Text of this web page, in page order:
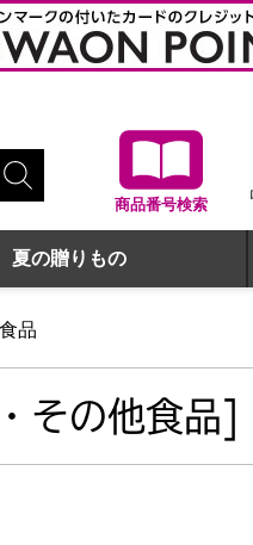
商品番号検索
夏の贈りもの
品
その他食品]